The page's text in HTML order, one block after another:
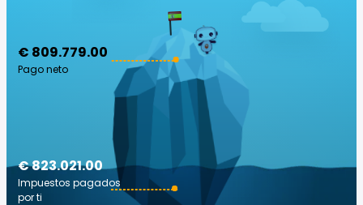
€ 809.779.00
Pago neto
€ 823.021.00
Impuestos pagados
por ti